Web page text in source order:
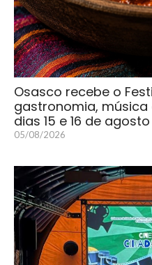
Osasco recebe o
gastronomia,
dias 15 e 16 de agosto
05/08/2026